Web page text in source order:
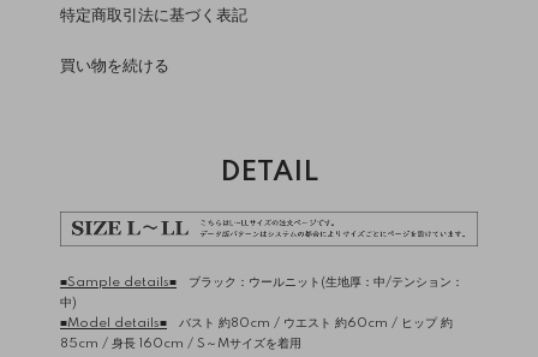
特定商取引法に基づく表記
買い物を続ける
DETAIL
■Sample details■ ブラック：ウールニット(生地厚：中/テンション：
中)
■Model details■ バスト 約80cm / ウエスト 約60cm / ヒップ 約
85cm / 身長 160cm / S～Mサイズを着用